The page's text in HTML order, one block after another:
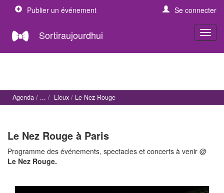
Publier un événement Se connecter
Sortiraujourdhui
Agenda Lieux Le Nez Rouge
Le Nez Rouge à Paris
Programme des événements, spectacles et concerts à venir @
Le Nez Rouge.